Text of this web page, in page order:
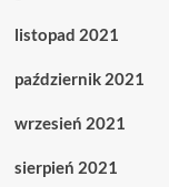
listopad 2021
październik 2021
wrzesień 2021
sierpień 2021